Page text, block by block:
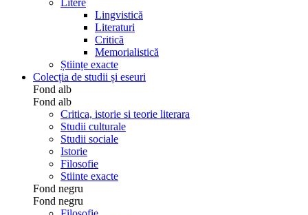
Lingvistică
Literaturi
Critică
Memorialistică
Științe exacte
Colecția de studii și eseuri
Fond alb
Fond alb
Critica, istorie si teorie literara
Studii culturale
Studii sociale
Istorie
Filosofie
Stiinte exacte
Fond negru
Fond negru